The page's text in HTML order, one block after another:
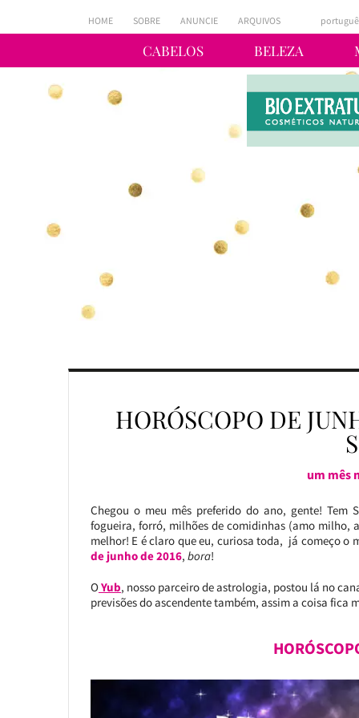
CABELOS BELEZA
HOME SOBRE ANUNCIE ARQUIVOS
HORÓSCOPO DE
um mês
Chegou o meu mês preferido do ano, gente! Tem
fogueira, forró, milhões de comidinhas (amo milho,
melhor! E é claro que eu, curiosa toda, já começo o
de junho de 2016, bora!
OYub, nosso parceiro de astrologia, postou lá no
previsões do ascendente também, assim a coisa fica